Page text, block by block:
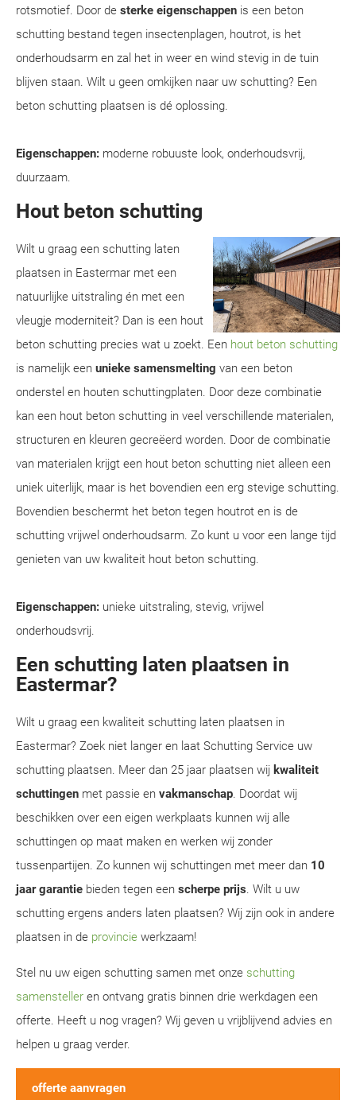
rotsmotief. Door de sterke eigenschappen is een beton
schutting bestand tegen insectenplagen, houtrot, is het
onderhoudsarm en zal het in weer en wind stevig in de tuin
blijven staan. Wilt u geen omkijken naar uw schutting? Een
beton schutting plaatsen is dé oplossing.
Eigenschappen: moderne robuuste look, onderhoudsvrij,
duurzaam.
Hout beton schutting
Wilt u graag een schutting laten
plaatsen in Eastermar met een
natuurlijke uitstraling én met een
vleugje moderniteit? Dan is een hout
beton schutting precies wat u zoekt. Een hout beton schutting
is namelijk een unieke samensmelting van een beton
onderstel en houten schuttingplaten. Door deze combinatie
kan een hout beton schutting in veel verschillende materialen,
structuren en kleuren gecreëerd worden. Door de combinatie
van materialen krijgt een hout beton schutting niet alleen een
uniek uiterlijk, maar is het bovendien een erg stevige schutting.
Bovendien beschermt het beton tegen houtrot en is de
schutting vrijwel onderhoudsarm. Zo kunt u voor een lange tijd
genieten van uw kwaliteit hout beton schutting.
Eigenschappen: unieke uitstraling, stevig, vrijwel
onderhoudsvrij.
Een schutting laten plaatsen in
Eastermar?
Wilt u graag een kwaliteit schutting laten plaatsen in
Eastermar? Zoek niet langer en laat Schutting Service uw
schutting plaatsen. Meer dan 25 jaar plaatsen wij kwaliteit
schuttingen met passie en vakmanschap. Doordat wij
beschikken over een eigen werkplaats kunnen wij alle
schuttingen op maat maken en werken wij zonder
tussenpartijen. Zo kunnen wij schuttingen met meer dan 10
jaar garantie bieden tegen een scherpe prijs. Wilt u uw
schutting ergens anders laten plaatsen? Wij zijn ook in andere
plaatsen in de provincie werkzaam!
Stel nu uw eigen schutting samen met onze schutting
samensteller en ontvang gratis binnen drie werkdagen een
offerte. Heeft u nog vragen? Wij geven u vrijblijvend advies en
helpen u graag verder.
offerte aanvragen